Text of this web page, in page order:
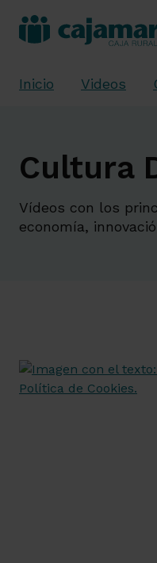
Inicio Videos
Cultura
Vídeos con los
economía,